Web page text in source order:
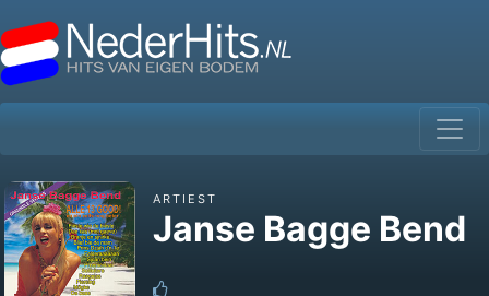
ARTIEST
Janse Bagge Bend